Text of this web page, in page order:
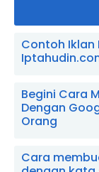
Contoh Iklan
Begini Cara
Dengan
Orang
Cara